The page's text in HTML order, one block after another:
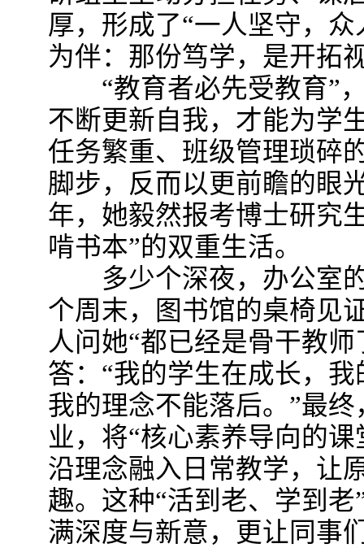
厚，形成了“一人坚守，
为伴：那份笃学，是开拓
“教育者必先受教育”，
不断更新自我，才能为学
任务繁重、班级管理琐碎
脚步，反而以更前瞻的
年，她毅然报考博士研究
啃书本”的双重生活。​
多少个深夜，办公室的
个周末，图书馆的桌椅见
人问她“都已经是骨干教
答：“我的学生在成长，
我的理念不能落后。”最
业，将“核心素养导向的
沿理念融入日常教学，让
趣。这种“活到老、学到
满深度与新意，更让同